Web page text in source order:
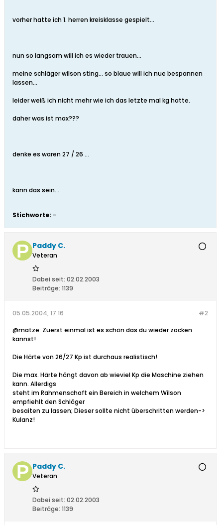
vorher hatte ich 1. herren kreisklasse gespielt...
nun so langsam will ich es wieder trauen...
meine schläger wilson sting... so blaue will ich nue bespannen
lassen...
leider weiß ich nicht mehr wie ich das letzte mal kg hatte.
daher was ist max???
denke es waren 27 / 26 ...
kann das sein...
Stichworte: -
Paddy C.
Veteran
Dabei seit: 02.02.2003
Beiträge: 1139
#2
05.05.2004, 17:16
@matze: Zuerst einmal ist es schön das du wieder zocken
kannst!
Die Härte von 26/27 Kp ist durchaus realistisch!
Die max. Härte hängt davon ab wieviel Kp die Maschine ziehen
kann. Allerdigs
steht im Rahmenschaft ein Bereich in welchem Wilson
empfiehlt den Schläger
besaiten zu lassen; Dieser sollte nicht überschritten werden->
Kulanz!
Paddy C.
Veteran
Dabei seit: 02.02.2003
Beiträge: 1139